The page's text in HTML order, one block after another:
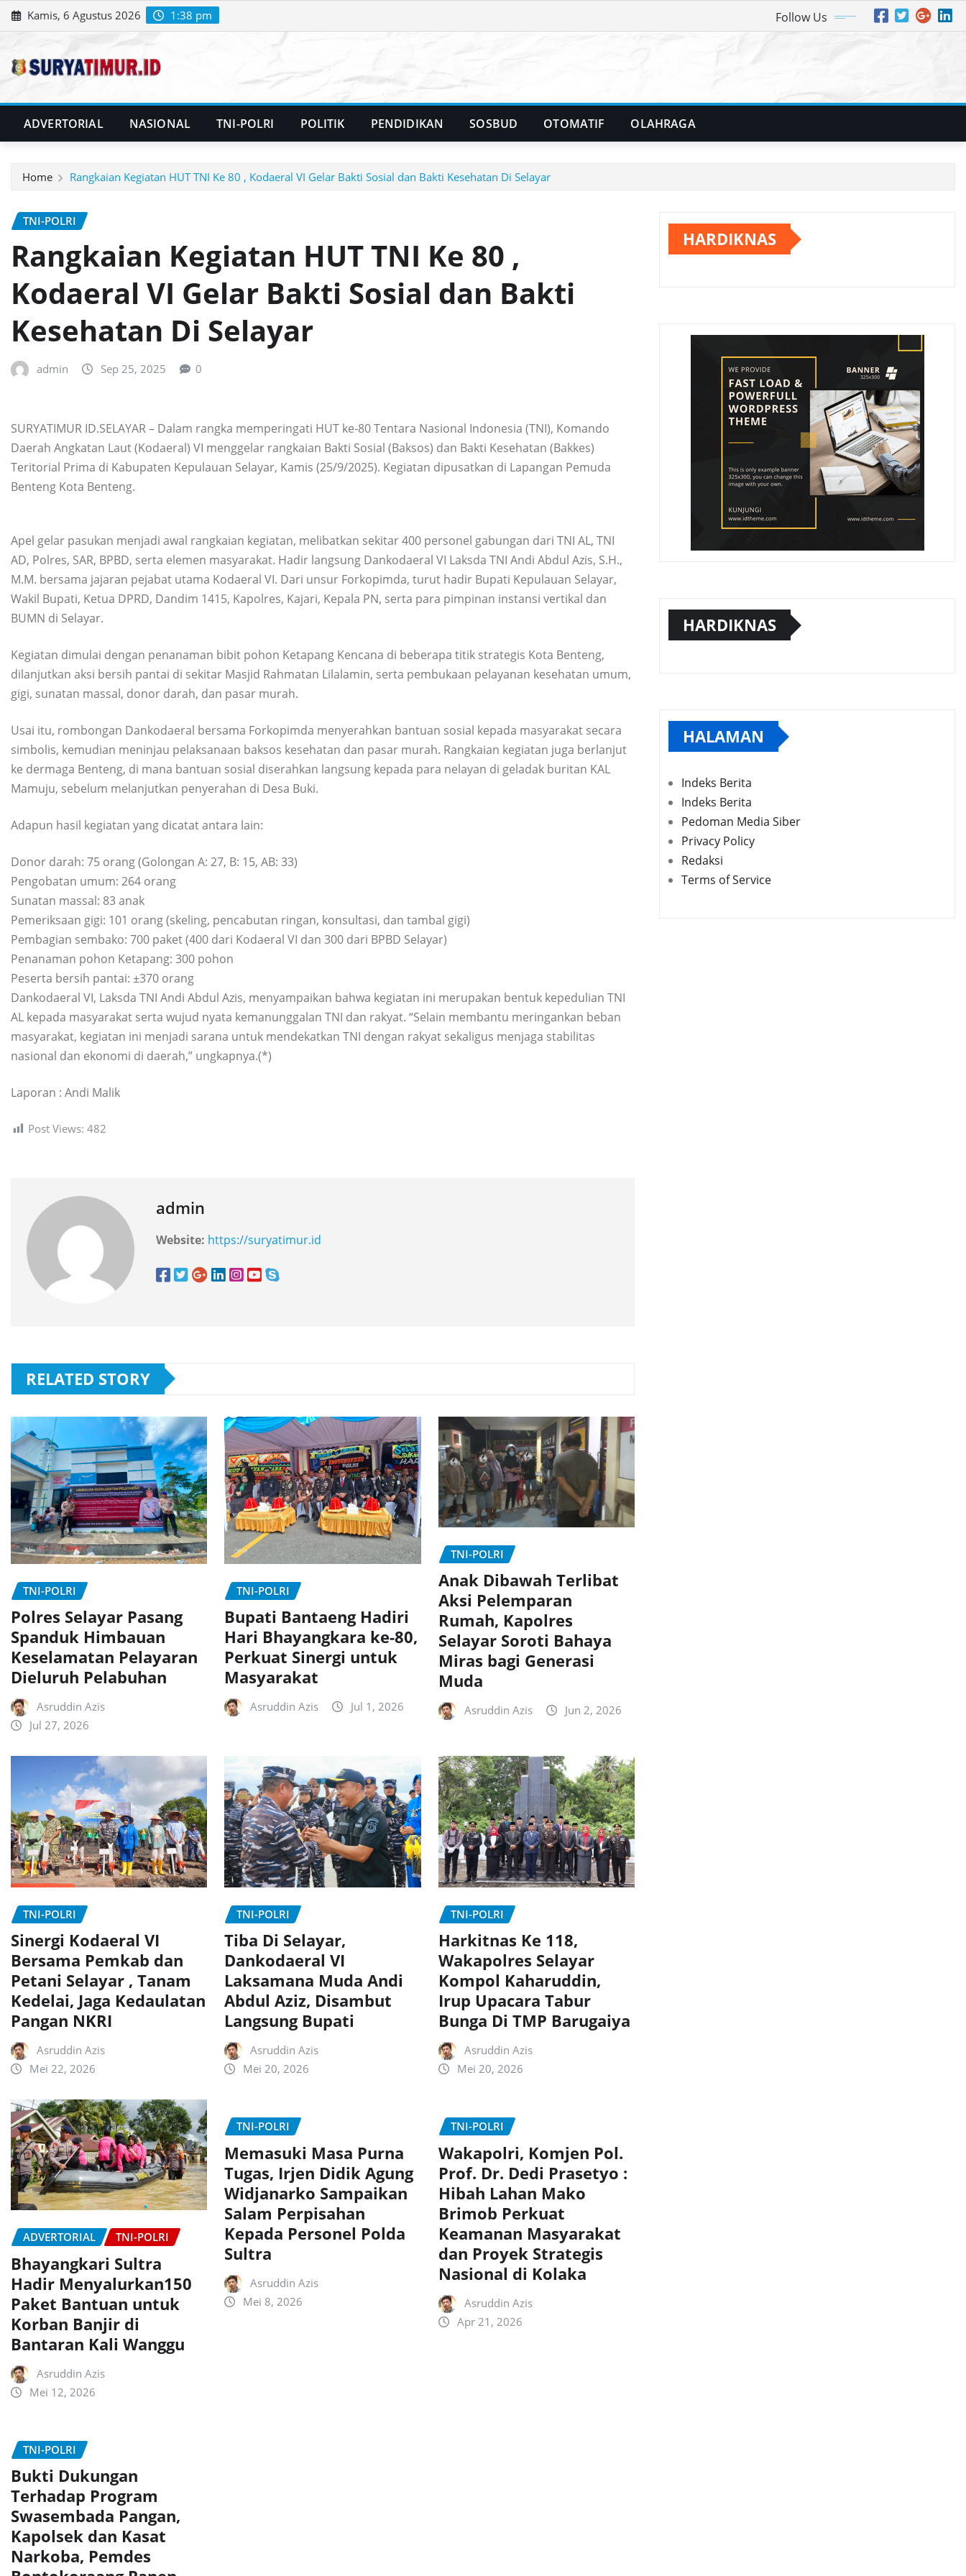
Skip
to
Kamis, 6 Agustus 2026 1:38 pm Follow Us
ADVERTORIAL NASIONAL TNI-POLRI POLITIK PENDIDIKAN SOSBUD OTOMATIF OLAHRAGA
Home Rangkaian Kegiatan HUT TNI Ke 80 , Kodaeral VI Gelar Bakti Sosial dan Bakti Kesehatan Di Selayar
TNI-POLRI
Rangkaian Kegiatan HUT TNI Ke 80 ,
Kodaeral VI Gelar Bakti Sosial dan Bakti
Kesehatan Di Selayar
admin Sep 25, 2025 0
SURYATIMUR ID.SELAYAR – Dalam rangka memperingati HUT ke-80 Tentara Nasional Indonesia (TNI), Komando
Daerah Angkatan Laut (Kodaeral) VI menggelar rangkaian Bakti Sosial (Baksos) dan Bakti Kesehatan (Bakkes)
Teritorial Prima di Kabupaten Kepulauan Selayar, Kamis (25/9/2025). Kegiatan dipusatkan di Lapangan Pemuda
Benteng Kota Benteng.
Apel gelar pasukan menjadi awal rangkaian kegiatan, melibatkan sekitar 400 personel gabungan dari TNI AL, TNI
AD, Polres, SAR, BPBD, serta elemen masyarakat. Hadir langsung Dankodaeral VI Laksda TNI Andi Abdul Azis, S.H.,
M.M. bersama jajaran pejabat utama Kodaeral VI. Dari unsur Forkopimda, turut hadir Bupati Kepulauan Selayar,
Wakil Bupati, Ketua DPRD, Dandim 1415, Kapolres, Kajari, Kepala PN, serta para pimpinan instansi vertikal dan
BUMN di Selayar.
Kegiatan dimulai dengan penanaman bibit pohon Ketapang Kencana di beberapa titik strategis Kota Benteng,
dilanjutkan aksi bersih pantai di sekitar Masjid Rahmatan Lilalamin, serta pembukaan pelayanan kesehatan umum,
gigi, sunatan massal, donor darah, dan pasar murah.
Usai itu, rombongan Dankodaeral bersama Forkopimda menyerahkan bantuan sosial kepada masyarakat secara
simbolis, kemudian meninjau pelaksanaan baksos kesehatan dan pasar murah. Rangkaian kegiatan juga berlanjut
ke dermaga Benteng, di mana bantuan sosial diserahkan langsung kepada para nelayan di geladak buritan KAL
Mamuju, sebelum melanjutkan penyerahan di Desa Buki.
Adapun hasil kegiatan yang dicatat antara lain:
Donor darah: 75 orang (Golongan A: 27, B: 15, AB: 33)
Pengobatan umum: 264 orang
Sunatan massal: 83 anak
Pemeriksaan gigi: 101 orang (skeling, pencabutan ringan, konsultasi, dan tambal gigi)
Pembagian sembako: 700 paket (400 dari Kodaeral VI dan 300 dari BPBD Selayar)
Penanaman pohon Ketapang: 300 pohon
Peserta bersih pantai: ±370 orang
Dankodaeral VI, Laksda TNI Andi Abdul Azis, menyampaikan bahwa kegiatan ini merupakan bentuk kepedulian TNI
AL kepada masyarakat serta wujud nyata kemanunggalan TNI dan rakyat. “Selain membantu meringankan beban
masyarakat, kegiatan ini menjadi sarana untuk mendekatkan TNI dengan rakyat sekaligus menjaga stabilitas
nasional dan ekonomi di daerah,” ungkapnya.(*)
Laporan : Andi Malik
Post Views: 482
admin
Website: https://suryatimur.id
RELATED STORY
TNI-POLRI
Polres Selayar Pasang
Spanduk Himbauan
Keselamatan Pelayaran
Dieluruh Pelabuhan
Asruddin Azis
Jul 27, 2026
TNI-POLRI
Bupati Bantaeng Hadiri
Hari Bhayangkara ke-80,
Perkuat Sinergi untuk
Masyarakat
Asruddin Azis Jul 1, 2026
TNI-POLRI
Anak Dibawah Terlibat
Aksi Pelemparan
Rumah, Kapolres
Selayar Soroti Bahaya
Miras bagi Generasi
Muda
Asruddin Azis Jun 2, 2026
TNI-POLRI
Sinergi Kodaeral VI
Bersama Pemkab dan
Petani Selayar , Tanam
Kedelai, Jaga Kedaulatan
Pangan NKRI
Asruddin Azis
Mei 22, 2026
TNI-POLRI
Tiba Di Selayar,
Dankodaeral VI
Laksamana Muda Andi
Abdul Aziz, Disambut
Langsung Bupati
Asruddin Azis
Mei 20, 2026
TNI-POLRI
Harkitnas Ke 118,
Wakapolres Selayar
Kompol Kaharuddin,
Irup Upacara Tabur
Bunga Di TMP Barugaiya
Asruddin Azis
Mei 20, 2026
ADVERTORIAL TNI-POLRI
Bhayangkari Sultra
Hadir Menyalurkan150
Paket Bantuan untuk
Korban Banjir di
Bantaran Kali Wanggu
Asruddin Azis
Mei 12, 2026
TNI-POLRI
Memasuki Masa Purna
Tugas, Irjen Didik Agung
Widjanarko Sampaikan
Salam Perpisahan
Kepada Personel Polda
Sultra
Asruddin Azis
Mei 8, 2026
TNI-POLRI
Wakapolri, Komjen Pol.
Prof. Dr. Dedi Prasetyo :
Hibah Lahan Mako
Brimob Perkuat
Keamanan Masyarakat
dan Proyek Strategis
Nasional di Kolaka
Asruddin Azis
Apr 21, 2026
TNI-POLRI
Bukti Dukungan
Terhadap Program
Swasembada Pangan,
Kapolsek dan Kasat
Narkoba, Pemdes
HARDIKNAS
HARDIKNAS
HALAMAN
Indeks Berita
Indeks Berita
Pedoman Media Siber
Privacy Policy
Redaksi
Terms of Service